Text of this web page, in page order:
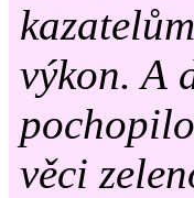
výkon. A
věci